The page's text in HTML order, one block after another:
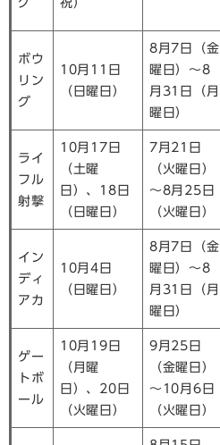
グ
祝）
ボウ
リン
グ
10月11日
（日曜日）
8月7日（金
曜日）～8
月31日（月
曜日）
ライ
フル
射撃
10月17日
（土曜
日）、18日
（日曜日）
7月21日
（火曜日）
～8月25日
（火曜日）
イン
ディ
アカ
10月4日
（日曜日）
8月7日（金
曜日）～8
月31日（月
曜日）
ゲー
トボ
ール
10月19日
（月曜
日）、20日
（火曜日）
9月25日
（金曜日）
～10月6日
（火曜日）